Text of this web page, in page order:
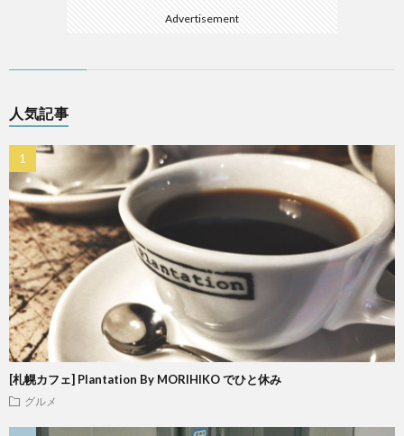
Advertisement
人気記事
[札幌カフェ] Plantation By MORIHIKO でひと休み
グルメ